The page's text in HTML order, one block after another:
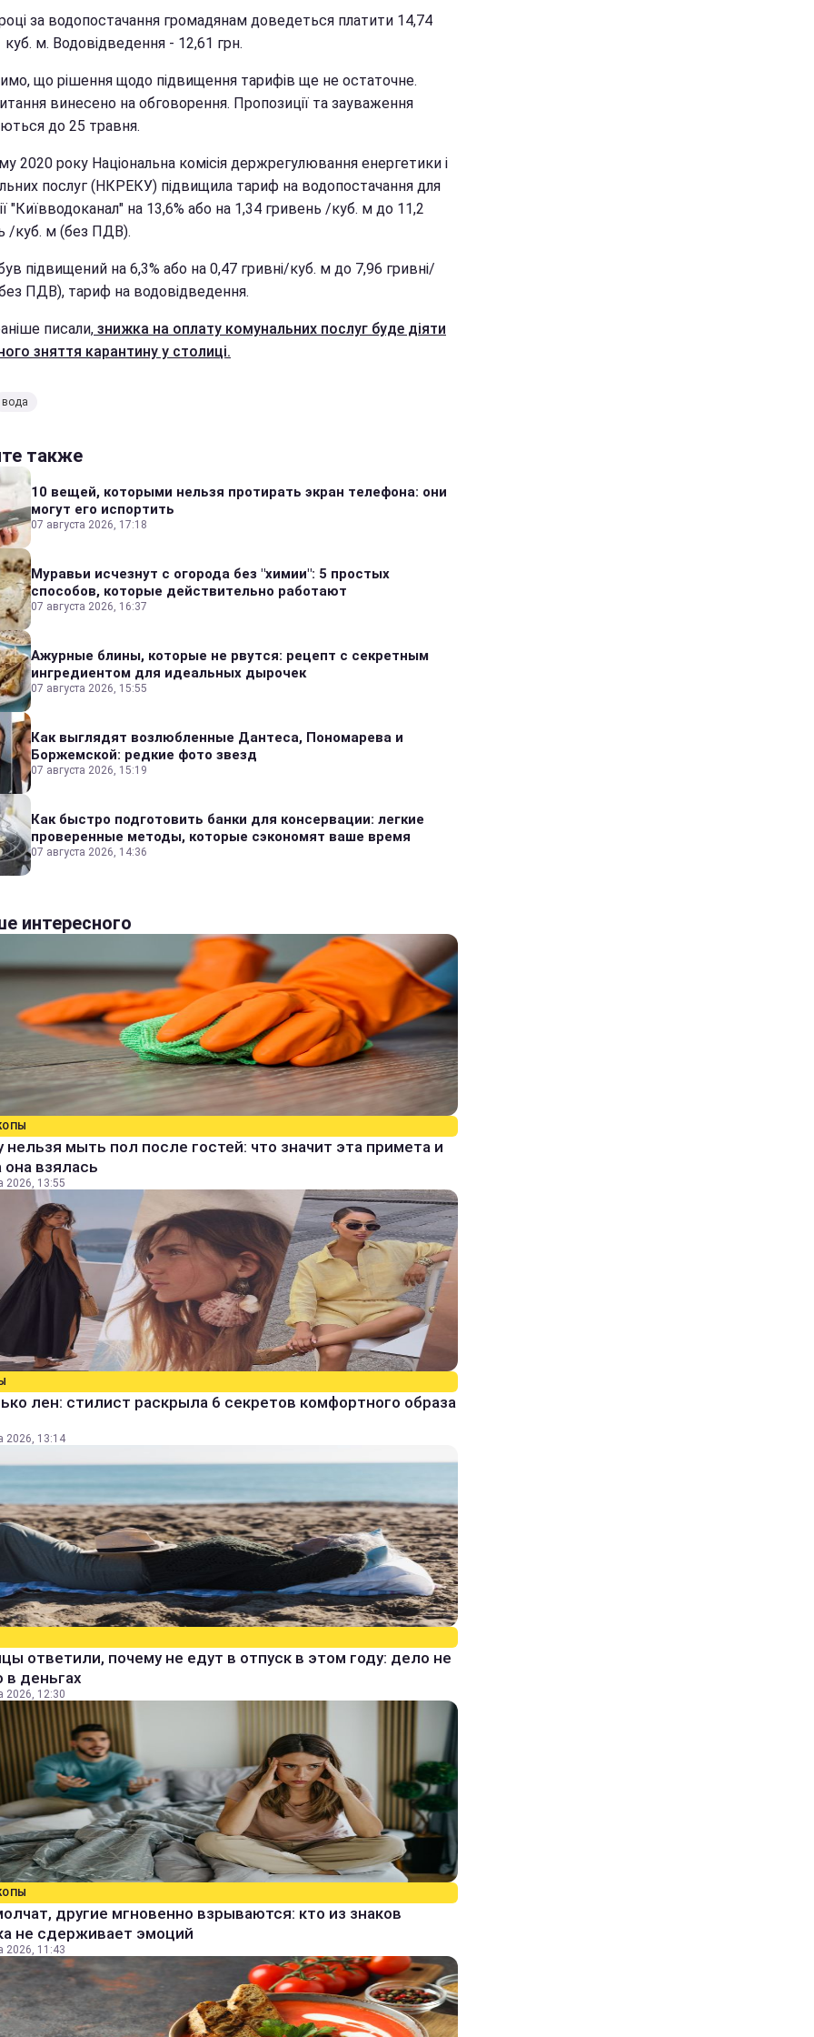
за водопостачання громадянам доведеться платити 14,74
куб. м. Водовідведення - 12,61 грн.
що рішення щодо підвищення тарифів ще не остаточне.
винесено на обговорення. Пропозиції та зауваження
до 25 травня.
2020 року Національна комісія держрегулювання енергетики і
послуг (НКРЕКУ) підвищила тариф на водопостачання для
"Київводоканал" на 13,6% або на 1,34 гривень /куб. м до 11,2
/куб. м (без ПДВ).
підвищений на 6,3% або на 0,47 гривні/куб. м до 7,96 гривні/
ПДВ), тариф на водовідведення.
писали, знижка на оплату комунальних послуг буде діяти
зняття карантину у столиці.
вода
также
10 вещей, которыми нельзя протирать экран телефона: они
могут его испортить
07 августа 2026, 17:18
Муравьи исчезнут с огорода без "химии": 5 простых
способов, которые действительно работают
07 августа 2026, 16:37
Ажурные блины, которые не рвутся: рецепт с секретным
ингредиентом для идеальных дырочек
07 августа 2026, 15:55
Как выглядят возлюбленные Дантеса, Пономарева и
Боржемской: редкие фото звезд
07 августа 2026, 15:19
Как быстро подготовить банки для консервации: легкие
проверенные методы, которые сэкономят ваше время
07 августа 2026, 14:36
интересного
нельзя мыть пол после гостей: что значит эта примета и
она взялась
2026, 13:55
лен: стилист раскрыла 6 секретов комфортного образа
2026, 13:14
ответили, почему не едут в отпуск в этом году: дело не
в деньгах
2026, 12:30
другие мгновенно взрываются: кто из знаков
не сдерживает эмоций
2026, 11:43